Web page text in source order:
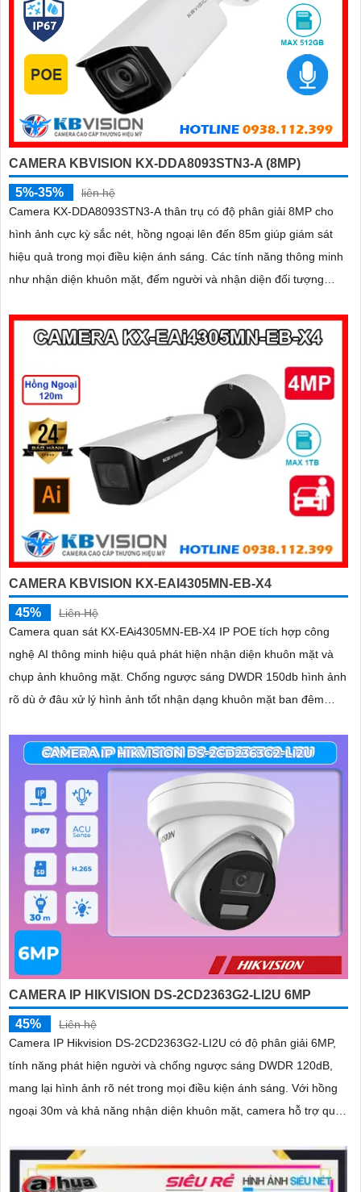
CAMERA KBVISION KX-DDA8093STN3-A (8MP)
5%-35%
liên hệ
Camera KX-DDA8093STN3-A thân trụ có độ phân giải 8MP cho
hình ảnh cực kỳ sắc nét, hồng ngoại lên đến 85m giúp giám sát
hiệu quả trong mọi điều kiện ánh sáng. Các tính năng thông minh
như nhận diện khuôn mặt, đếm người và nhận diện đối tượng
được bảo vệ với chuẩn IP67, IK10 và hỗ trợ PoE, camera đảm
bảo hoạt động ổn định
CAMERA KBVISION KX-EAI4305MN-EB-X4
45%
Liên Hệ
Camera quan sát KX-EAi4305MN-EB-X4 IP POE tích hợp công
nghệ AI thông minh hiệu quả phát hiện nhận diện khuôn mặt và
chụp ảnh khuông mặt. Chống ngược sáng DWDR 150db hình ảnh
rõ dù ở đâu xử lý hình ảnh tốt nhận dạng khuôn mặt ban đêm
CAMERA IP HIKVISION DS-2CD2363G2-LI2U 6MP
45%
Liên hệ
Camera IP Hikvision DS-2CD2363G2-LI2U có độ phân giải 6MP,
tính năng phát hiện người và chống ngược sáng DWDR 120dB,
mang lại hình ảnh rõ nét trong mọi điều kiện ánh sáng. Với hồng
ngoại 30m và khả năng nhận diện khuôn mặt, camera hỗ trợ quan